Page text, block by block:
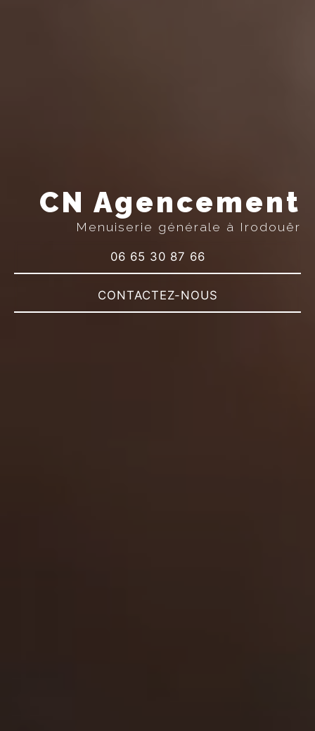
CN Agencement
Menuiserie générale à Irodouër
06 65 30 87 66
CONTACTEZ-NOUS